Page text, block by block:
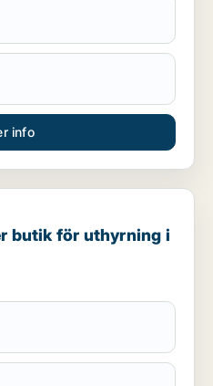
info
uthyrning i Botkyrka
butik för uthyrning i